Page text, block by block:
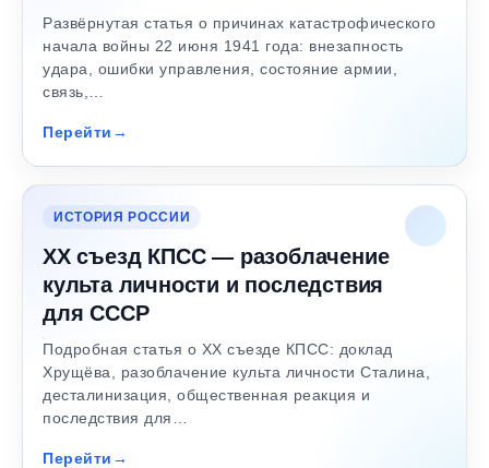
Развёрнутая статья о причинах катастрофического
начала войны 22 июня 1941 года: внезапность
удара, ошибки управления, состояние армии,
связь,…
Перейти
ИСТОРИЯ РОССИИ
XX съезд КПСС — разоблачение
культа личности и последствия
для СССР
Подробная статья о XX съезде КПСС: доклад
Хрущёва, разоблачение культа личности Сталина,
десталинизация, общественная реакция и
последствия для…
Перейти